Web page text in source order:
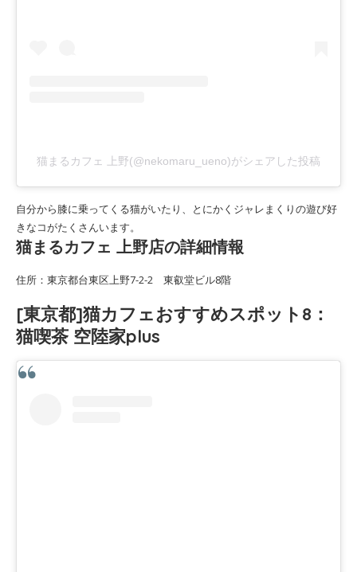
猫まるカフェ 上野(@nekomaru_ueno)がシェアした投稿
自分から膝に乗ってくる猫がいたり、とにかくジャレまくりの遊び好
きなコがたくさんいます。
猫まるカフェ 上野店の詳細情報
住所：東京都台東区上野7-2-2 東叡堂ビル8階
[東京都]猫カフェおすすめスポット8：
猫喫茶 空陸家plus